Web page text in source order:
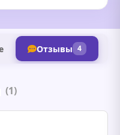
Отзывы 4
(1)